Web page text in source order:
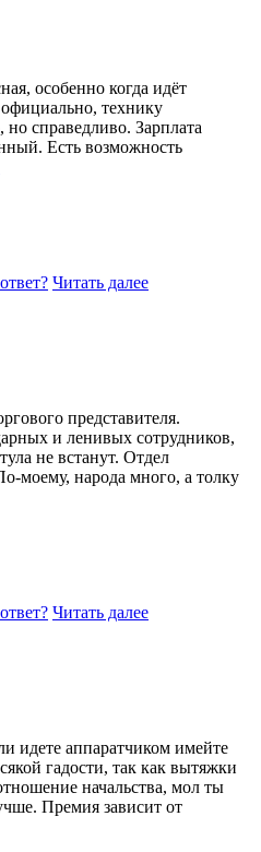
особенно когда идёт
технику
но справедливо. Зарплата
Есть возможность
Читать далее
представителя.
и ленивых сотрудников,
не встанут. Отдел
моему, народа много, а толку
Читать далее
идете аппаратчиком имейте
гадости, так как вытяжки
начальства, мол ты
Премия зависит от